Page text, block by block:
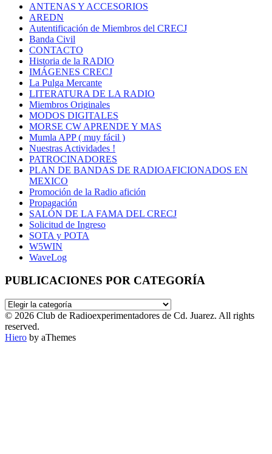
ANTENAS Y ACCESORIOS
AREDN
Autentificación de Miembros del CRECJ
Banda Civil
CONTACTO
Historia de la RADIO
IMÁGENES CRECJ
La Pulga Mercante
LITERATURA DE LA RADIO
Miembros Originales
MODOS DIGITALES
MORSE CW APRENDE Y MAS
Mumla APP ( muy fácil )
Nuestras Actividades !
PATROCINADORES
PLAN DE BANDAS DE RADIOAFICIONADOS EN
MEXICO
Promoción de la Radio afición
Propagación
SALÓN DE LA FAMA DEL CRECJ
Solicitud de Ingreso
SOTA y POTA
W5WIN
WaveLog
PUBLICACIONES POR CATEGORÍA
PUBLICACIONES
POR
CATEGORÍA
© 2026 Club de Radioexperimentadores de Cd. Juarez. All rights
reserved.
Hiero by aThemes